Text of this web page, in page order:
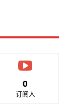
0
订阅人